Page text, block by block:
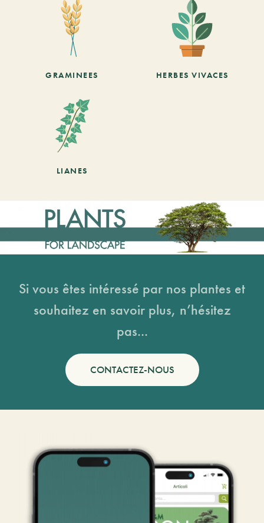
GRAMINEES HERBES VIVACES
LIANES
Si vous êtes intéressé par nos plantes et
souhaitez en savoir plus, n’hésitez
pas...
CONTACTEZ-NOUS